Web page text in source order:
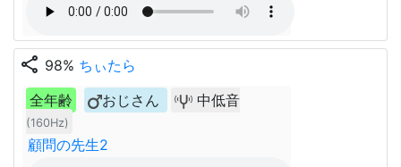
share 98% ちぃたら
全年齢
おじさん 中低音
(160Hz)
顧問の先生2